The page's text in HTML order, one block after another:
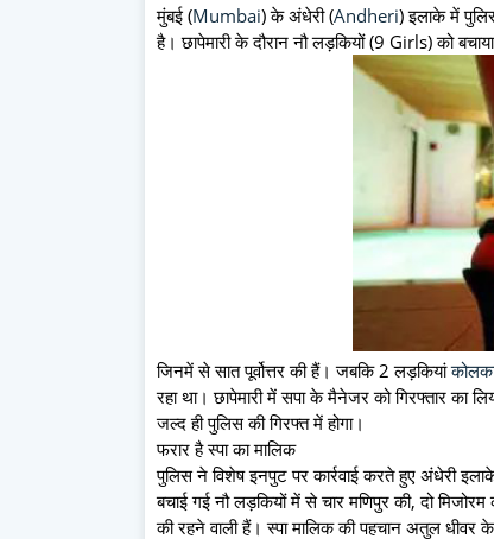
मुंबई (Mumbai) के अंधेरी (Andheri) इलाके में
है। छापेमारी के दौरान नौ लड़कियों (9 Girls) को
जिनमें से सात पूर्वोत्तर की हैं। जबकि 2 लड़कियां
रहा था। छापेमारी में सपा के मैनेजर को गिरफ्तार का
जल्द ही पुलिस की गिरफ्त में होगा।
फरार है स्पा का मालिक
पुलिस ने विशेष इनपुट पर कार्रवाई करते हुए अंधेरी
बचाई गई नौ लड़कियों में से चार मणिपुर की, दो
की रहने वाली हैं। स्पा मालिक की पहचान अतुल